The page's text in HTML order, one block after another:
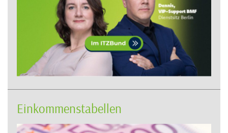
Einkommenstabellen